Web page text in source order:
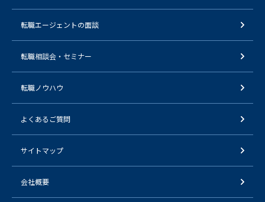
転職エージェントの面談
転職相談会・セミナー
転職ノウハウ
よくあるご質問
サイトマップ
会社概要